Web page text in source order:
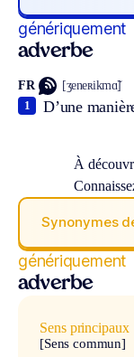
génériquement
adverbe
FR [ʒeneʀikmɑ̃]
D’une
1
À
Synonymes
génériquement
adverbe
Sens principaux
[Sens commun]